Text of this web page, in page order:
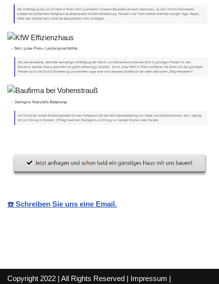
☎️ Schreiben Sie uns eine Email.
Copyright 2022 | All Rights Reserved | Impressum |